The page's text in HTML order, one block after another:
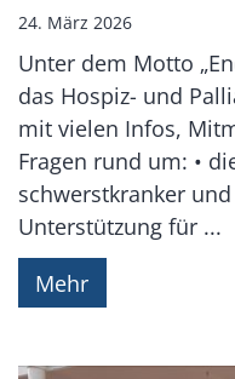
24. März 2026
Unter dem Motto
das Hospiz- und
mit vielen Infos,
Fragen rund um: •
schwerstkranker
Unterstützung für ...
Mehr